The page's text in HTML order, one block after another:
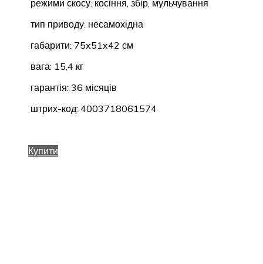
режими скосу: косіння, збір, мульчування
тип приводу: несамохідна
габарити: 75x51x42 см
вага: 15,4 кг
гарантія: 36 місяців
штрих-код: 4003718061574
Купити